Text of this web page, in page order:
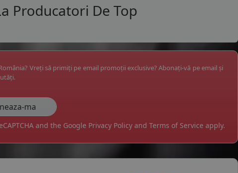
Producatori De Top
Vreți să primiți pe email promoții exclusive? Abonați-vă pe email și
and the Google Privacy Policy and Terms of Service apply.